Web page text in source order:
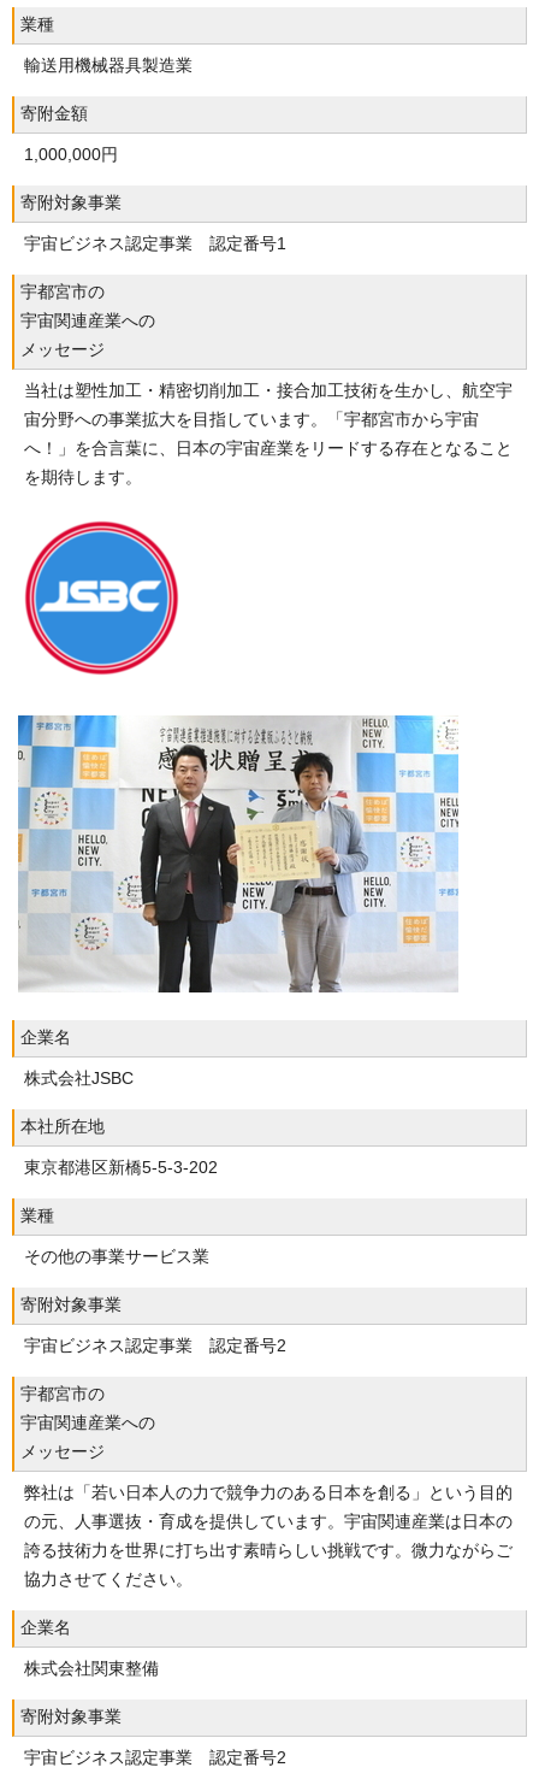
業種
輸送用機械器具製造業
寄附金額
1,000,000円
寄附対象事業
宇宙ビジネス認定事業 認定番号1
宇都宮市の
宇宙関連産業への
メッセージ
当社は塑性加工・精密切削加工・接合加工技術を生かし、航空宇
宙分野への事業拡大を目指しています。「宇都宮市から宇宙
へ！」を合言葉に、日本の宇宙産業をリードする存在となること
を期待します。
企業名
株式会社JSBC
本社所在地
東京都港区新橋5-5-3-202
業種
その他の事業サービス業
寄附対象事業
宇宙ビジネス認定事業 認定番号2
宇都宮市の
宇宙関連産業への
メッセージ
弊社は「若い日本人の力で競争力のある日本を創る」という目的
の元、人事選抜・育成を提供しています。宇宙関連産業は日本の
誇る技術力を世界に打ち出す素晴らしい挑戦です。微力ながらご
協力させてください。
企業名
株式会社関東整備
寄附対象事業
宇宙ビジネス認定事業 認定番号2